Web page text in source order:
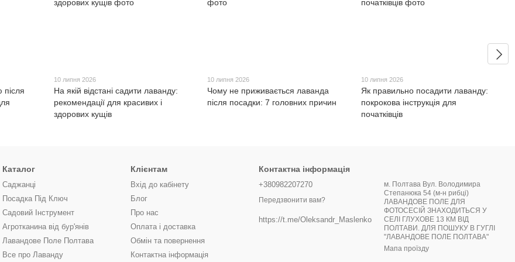
після
10 липня 2026
На якій відстані садити лаванду:
рекомендації для красивих і
здорових кущів
10 липня 2026
Чому не приживається лаванда
після посадки: 7 головних причин
10 липня 2026
Як правильно посадити лаванду:
покрокова інструкція для
початківців
Каталог
Саджанці
Посадка Під Ключ
Садовий Інструмент
Агротканина від бур'янів
Лавандове Поле Полтава
Все про Лаванду
Клієнтам
Вхід до кабінету
Блог
Про нас
Оплата і доставка
Обмін та повернення
Контактна інформація
Контактна інформація
+380982207270
Передзвонити вам?
https://t.me/Oleksandr_Maslenko
м. Полтава Вул. Володимира
Степанюка 54 (м-н рибці)
ЛАВАНДОВЕ ПОЛЕ ДЛЯ
ФОТОСЕСІЙ ЗНАХОДИТЬСЯ У
СЕЛІ ГЛУХОВЕ 13 КМ ВІД
ПОЛТАВИ. ДЛЯ ПОШУКУ В ГУГЛІ
"ЛАВАНДОВЕ ПОЛЕ ПОЛТАВА"
Мапа проїзду